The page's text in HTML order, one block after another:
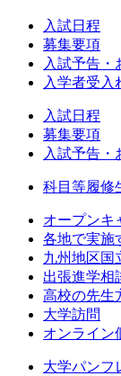
入試日程
募集要項
入試予告・
入学者受入
入試日程
募集要項
入試予告・
科目等履修
オープンキ
各地で実施
九州地区国
出張進学相
高校の先生
大学訪問
オンライン
大学パンフ